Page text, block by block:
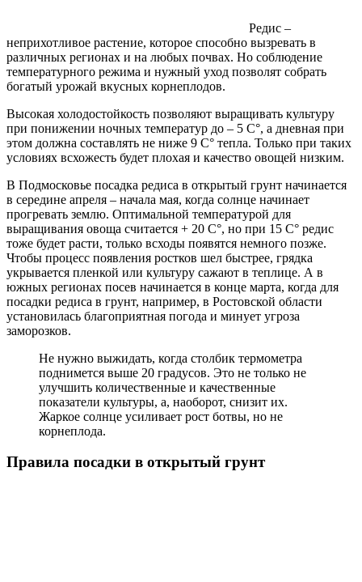
Редис –
неприхотливое растение, которое способно вызревать в
различных регионах и на любых почвах. Но соблюдение
температурного режима и нужный уход позволят собрать
богатый урожай вкусных корнеплодов.
Высокая холодостойкость позволяют выращивать культуру
при понижении ночных температур до – 5 С°, а дневная при
этом должна составлять не ниже 9 С° тепла. Только при таких
условиях всхожесть будет плохая и качество овощей низким.
В Подмосковье посадка редиса в открытый грунт начинается
в середине апреля – начала мая, когда солнце начинает
прогревать землю. Оптимальной температурой для
выращивания овоща считается + 20 С°, но при 15 С° редис
тоже будет расти, только всходы появятся немного позже.
Чтобы процесс появления ростков шел быстрее, грядка
укрывается пленкой или культуру сажают в теплице. А в
южных регионах посев начинается в конце марта, когда для
посадки редиса в грунт, например, в Ростовской области
установилась благоприятная погода и минует угроза
заморозков.
Не нужно выжидать, когда столбик термометра
поднимется выше 20 градусов. Это не только не
улучшить количественные и качественные
показатели культуры, а, наоборот, снизит их.
Жаркое солнце усиливает рост ботвы, но не
корнеплода.
Правила посадки в открытый грунт